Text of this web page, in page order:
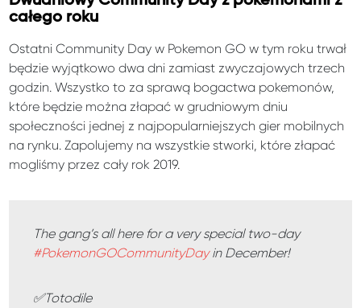
całego roku
Ostatni Community Day w Pokemon GO w tym roku trwał
będzie wyjątkowo dwa dni zamiast zwyczajowych trzech
godzin. Wszystko to za sprawą bogactwa pokemonów,
które będzie można złapać w grudniowym dniu
społeczności jednej z najpopularniejszych gier mobilnych
na rynku. Zapolujemy na wszystkie stworki, które złapać
mogliśmy przez cały rok 2019.
The gang’s all here for a very special two-day
#PokemonGOCommunityDayin December!
✅Totodile